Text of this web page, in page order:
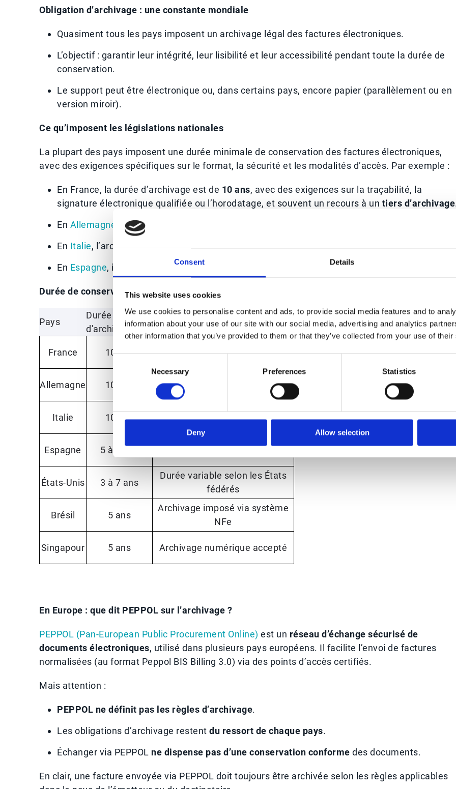
Consent Details
This website uses cookies
We use cookies to personalise content and ads, to provide social media features and to
information about your use of our site with our social media, advertising and analytics
other information that you’ve provided to them or that they’ve collected from your use of
Selection
Necessary Preferences Statistics
Deny Allow selection
Obligation d’archivage : une constante mondiale
Quasiment tous les pays imposent un archivage légal des factures électroniques.
L’objectif : garantir leur intégrité, leur lisibilité et leur accessibilité pendant toute la durée de
conservation.
Le support peut être électronique ou, dans certains pays, encore papier (parallèlement ou en
version miroir).
Ce qu’imposent les législations nationales
La plupart des pays imposent une durée minimale de conservation des factures électroniques,
avec des exigences spécifiques sur le format, la sécurité et les modalités d’accès. Par exemple :
En France, la durée d’archivage est de 10 ans, avec des exigences sur la traçabilité, la
signature électronique qualifiée ou l’horodatage, et souvent un recours à un tiers d’archivage
En Allemagne
, l’archivage doit garantir un accès rapide, dans un format non modifiable.
En Italie, l’archivage est fortement encadré, avec des plateformes accréditées.
En Espagne, il est accepté si un certificat qualifié est appliqué.
Durée de conservation par pays (exemples) :
Pays
Durée
d'archivage
Particularités
France 10 ans
Allemagne 10 ans Format lisible et non modifiable
Italie 10 ans
Archivage via plateformes
Espagne 5 à 6 ans Certificat électronique requis
États-Unis 3 à 7 ans
Durée variable selon les États
fédérés
Brésil 5 ans
Archivage imposé via système
NFe
Singapour 5 ans Archivage numérique accepté
En Europe : que dit PEPPOL sur l’archivage ?
PEPPOL (Pan-European Public Procurement Online) est un réseau d’échange sécurisé de
documents électroniques, utilisé dans plusieurs pays européens. Il facilite l’envoi de factures
normalisées (au format Peppol BIS Billing 3.0) via des points d’accès certifiés.
Mais attention :
PEPPOL ne définit pas les règles d’archivage.
Les obligations d’archivage restent du ressort de chaque pays.
Échanger via PEPPOL ne dispense pas d’une conservation conforme des documents.
En clair, une facture envoyée via PEPPOL doit toujours être archivée selon les règles applicables